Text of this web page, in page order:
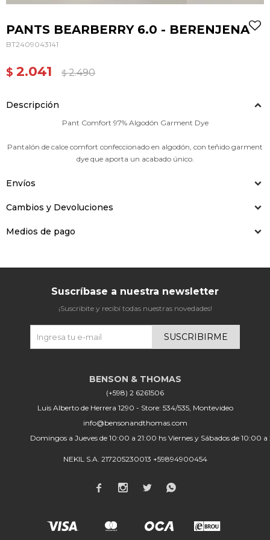
PANTS BEARBERRY 6.0 - BERENJENA
BT2409043141
$ 2.041 $ 2.490
Descripción
Pant Comfort 97% Algodón Garment Dye
Pantalón de calce comfort confeccionado en algodón, con teñido garment
dye que aporta un acabado único.
Envíos
Cambios y Devoluciones
Medios de pago
(+598) 2 6261506
Luis Alberto de Herrera 1290 - Store: 534/535, Montevideo
info@bensonandthomas.com
Domingos a Jueves de 10:00 a 21:00 hs Viernes y Sábados de 10:00
NEKIL S.A. 217205230013 +59894900454
   
Suscríbase a nuestra newsletter
¡Suscribite y recibí todas nuestras novedades!
SUSCRIBIRME